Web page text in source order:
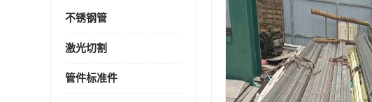
不锈钢管
激光切割
管件标准件